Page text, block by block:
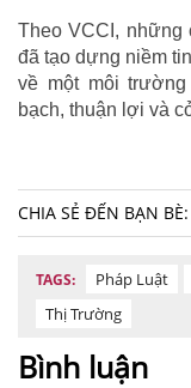
Theo VCCI, những
đã tạo dựng niềm
về một môi
bạch, thuận lợi và
CHIA SẺ ĐẾN BẠN BÈ:
TAGS: Pháp Luật
Thị Trường
Bình luận